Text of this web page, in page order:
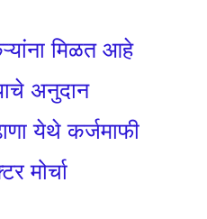
मिळत आहे
अनुदान
येथे कर्जमाफी
मोर्चा